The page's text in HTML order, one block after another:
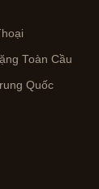
Toàn Cầu
Quốc